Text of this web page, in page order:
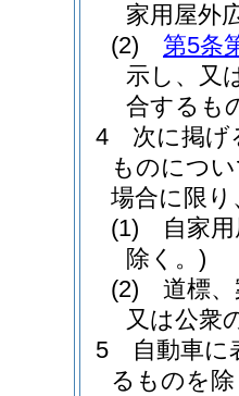
家用屋外
(2)
第5条
示し、又
合するも
4
次に掲げ
ものにつ
場合に限り
(1)
自家
除く。)
(2)
道標
又は公衆
5
自動車に
るものを